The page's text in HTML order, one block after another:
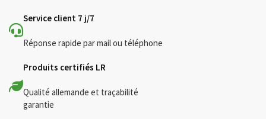
Service client 7 j/7
Réponse rapide par mail ou téléphone
Produits certifiés LR
Qualité allemande et traçabilité
garantie